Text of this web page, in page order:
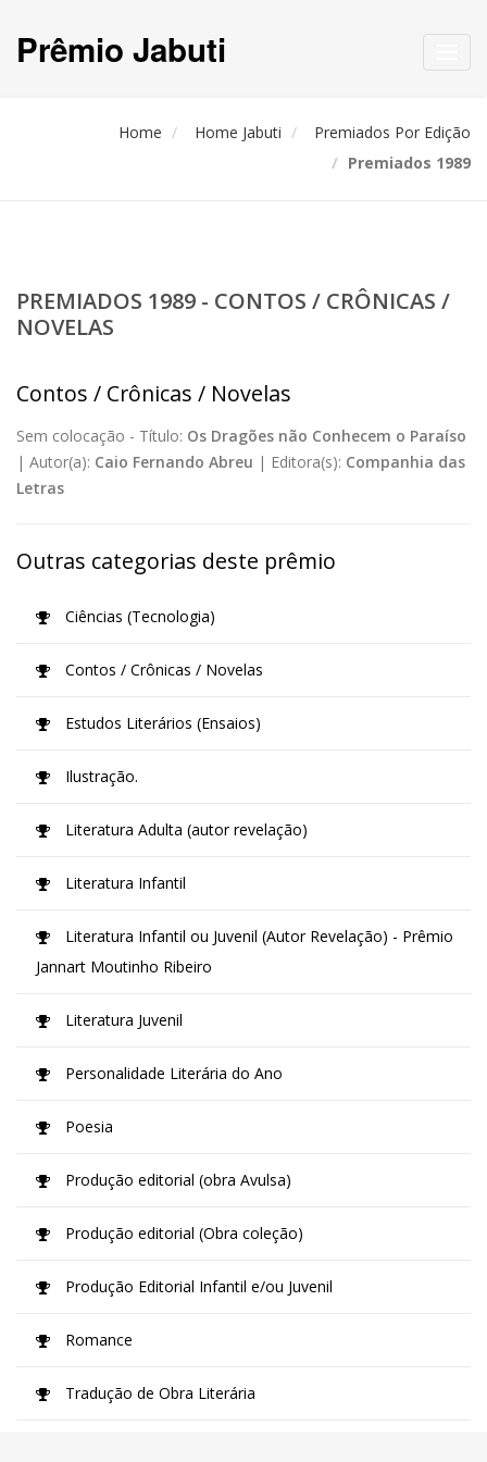
Prêmio Jabuti
Home Home Jabuti
Premiados Por Edição
Premiados 1989
PREMIADOS 1989 - CONTOS / CRÔNICAS /
NOVELAS
Contos / Crônicas / Novelas
Sem colocação - Título: Os Dragões não Conhecem o Paraíso
| Autor(a): Caio Fernando Abreu | Editora(s): Companhia das
Letras
Outras categorias deste prêmio
Ciências (Tecnologia)
Contos / Crônicas / Novelas
Estudos Literários (Ensaios)
Ilustração.
Literatura Adulta (autor revelação)
Literatura Infantil
Literatura Infantil ou Juvenil (Autor Revelação) - Prêmio
Jannart Moutinho Ribeiro
Literatura Juvenil
Personalidade Literária do Ano
Poesia
Produção editorial (obra Avulsa)
Produção editorial (Obra coleção)
Produção Editorial Infantil e/ou Juvenil
Romance
Tradução de Obra Literária